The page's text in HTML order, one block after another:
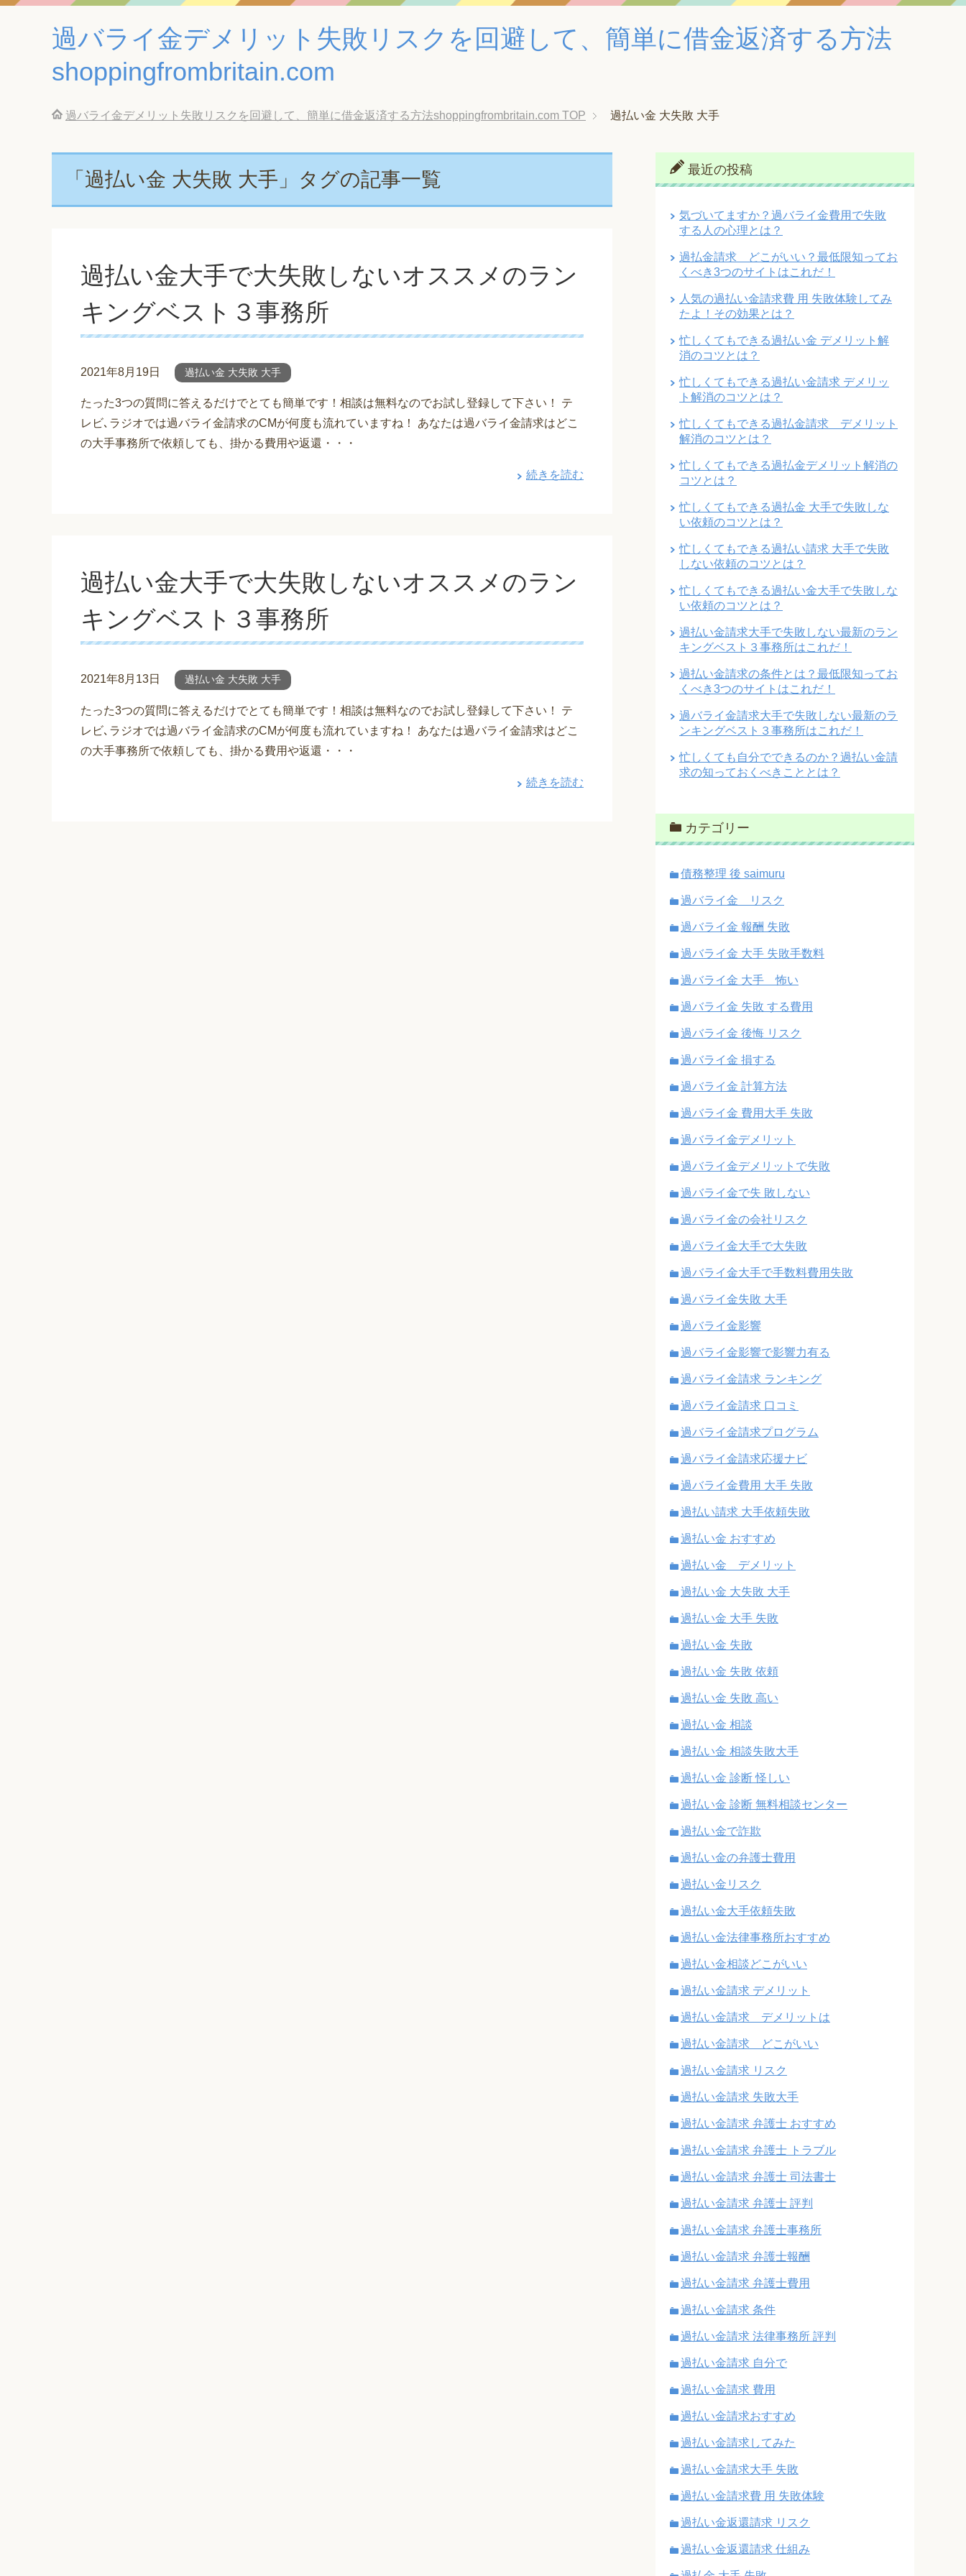
過バライ金デメリット失敗リスクを回避して、簡単に借金返済する方法
shoppingfrombritain.com
過バライ金デメリット失敗リスクを回避して、簡単に借金返済する方法shoppingfrombritain.com TOP 過払い金 大失敗 大手
「過払い金 大失敗 大手」タグの記事一覧
過払い金大手で大失敗しないオススメのラン
キングベスト３事務所
2021年8月19日 過払い金 大失敗 大手
たった3つの質問に答えるだけでとても簡単です！相談は無料なのでお試し登録して下さい！ テ
レビ､ラジオでは過バライ金請求のCMが何度も流れていますね！ あなたは過バライ金請求はどこ
の大手事務所で依頼しても、掛かる費用や返還・・・
続きを読む
過払い金大手で大失敗しないオススメのラン
キングベスト３事務所
2021年8月13日 過払い金 大失敗 大手
たった3つの質問に答えるだけでとても簡単です！相談は無料なのでお試し登録して下さい！ テ
レビ､ラジオでは過バライ金請求のCMが何度も流れていますね！ あなたは過バライ金請求はどこ
の大手事務所で依頼しても、掛かる費用や返還・・・
続きを読む
最近の投稿
気づいてますか？過バライ金費用で失敗
する人の心理とは？
過払金請求 どこがいい？最低限知ってお
くべき3つのサイトはこれだ！
人気の過払い金請求費 用 失敗体験してみ
たよ！その効果とは？
忙しくてもできる過払い金 デメリット解
消のコツとは？
忙しくてもできる過払い金請求 デメリッ
ト解消のコツとは？
忙しくてもできる過払金請求 デメリット
解消のコツとは？
忙しくてもできる過払金デメリット解消の
コツとは？
忙しくてもできる過払金 大手で失敗しな
い依頼のコツとは？
忙しくてもできる過払い請求 大手で失敗
しない依頼のコツとは？
忙しくてもできる過払い金大手で失敗しな
い依頼のコツとは？
過払い金請求大手で失敗しない最新のラン
キングベスト３事務所はこれだ！
過払い金請求の条件とは？最低限知ってお
くべき3つのサイトはこれだ！
過バライ金請求大手で失敗しない最新のラ
ンキングベスト３事務所はこれだ！
忙しくても自分でできるのか？過払い金請
求の知っておくべきこととは？
カテゴリー
債務整理 後 saimuru
過バライ金 リスク
過バライ金 報酬 失敗
過バライ金 大手 失敗手数料
過バライ金 大手 怖い
過バライ金 失敗 する費用
過バライ金 後悔 リスク
過バライ金 損する
過バライ金 計算方法
過バライ金 費用大手 失敗
過バライ金デメリット
過バライ金デメリットで失敗
過バライ金で失 敗しない
過バライ金の会社リスク
過バライ金大手で大失敗
過バライ金大手で手数料費用失敗
過バライ金失敗 大手
過バライ金影響
過バライ金影響で影響力有る
過バライ金請求 ランキング
過バライ金請求 口コミ
過バライ金請求プログラム
過バライ金請求応援ナビ
過バライ金費用 大手 失敗
過払い請求 大手依頼失敗
過払い金 おすすめ
過払い金 デメリット
過払い金 大失敗 大手
過払い金 大手 失敗
過払い金 失敗
過払い金 失敗 依頼
過払い金 失敗 高い
過払い金 相談
過払い金 相談失敗大手
過払い金 診断 怪しい
過払い金 診断 無料相談センター
過払い金で詐欺
過払い金の弁護士費用
過払い金リスク
過払い金大手依頼失敗
過払い金法律事務所おすすめ
過払い金相談どこがいい
過払い金請求 デメリット
過払い金請求 デメリットは
過払い金請求 どこがいい
過払い金請求 リスク
過払い金請求 失敗大手
過払い金請求 弁護士 おすすめ
過払い金請求 弁護士 トラブル
過払い金請求 弁護士 司法書士
過払い金請求 弁護士 評判
過払い金請求 弁護士事務所
過払い金請求 弁護士報酬
過払い金請求 弁護士費用
過払い金請求 条件
過払い金請求 法律事務所 評判
過払い金請求 自分で
過払い金請求 費用
過払い金請求おすすめ
過払い金請求してみた
過払い金請求大手 失敗
過払い金請求費 用 失敗体験
過払い金返還請求 リスク
過払い金返還請求 仕組み